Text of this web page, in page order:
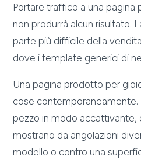
Portare traffico a una
non produrrà alcun risultato.
parte più difficile della
dove i template generici di
Una pagina prodotto per
cose contemporaneamente.
pezzo in modo accattivante,
mostrano da angolazioni
modello o contro una